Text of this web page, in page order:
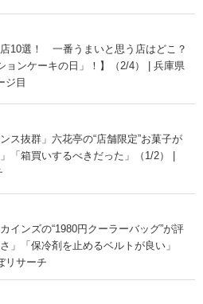
10選！ 一番うまいと思う店はどこ？
ョンケーキの日」！】（2/4） | 兵庫県
ジ目
ス抜群」六花亭の“店舗限定”お菓子が
「箱買いするべきだった」（1/2） |
インズの“1980円クーラーバッグ”が評
「保冷剤を止めるベルトが良い」
リサーチ